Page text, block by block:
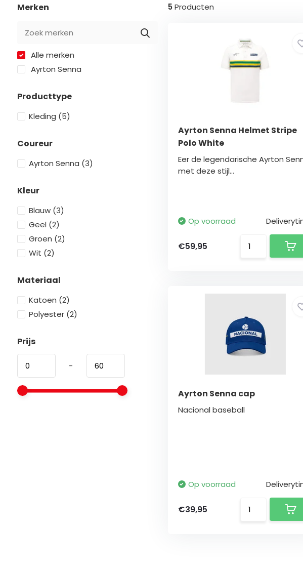
Merken
Alle merken
Ayrton Senna
Producttype
Kleding (5)
Coureur
Ayrton Senna (3)
Kleur
Blauw (3)
Geel (2)
Groen (2)
Wit (2)
Materiaal
Katoen (2)
Polyester (2)
Prijs
-
5 Producten
Ayrton Senna Helmet Stripe
Polo White
Eer de legendarische Ayrton
met deze stijl...
Op voorraad
€59,95
Ayrton Senna cap
Nacional baseball
Op voorraad
€39,95